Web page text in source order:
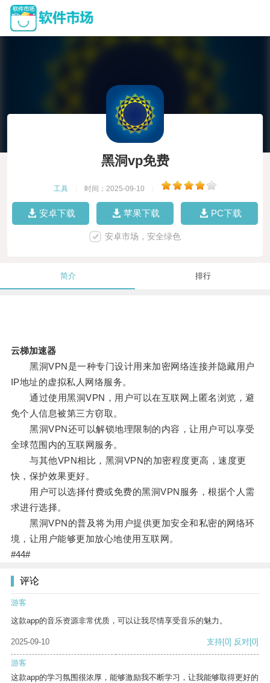
黑洞vp免费
工具 时间：2025-09-10
安卓下载 苹果下载 PC下载
安卓市场，安全绿色
简介 排行
云梯加速器
黑洞VPN是一种专门设计用来加密网络连接并隐藏用户
IP地址的虚拟私人网络服务。
通过使用黑洞VPN，用户可以在互联网上匿名浏览，避
免个人信息被第三方窃取。
黑洞VPN还可以解锁地理限制的内容，让用户可以享受
全球范围内的互联网服务。
与其他VPN相比，黑洞VPN的加密程度更高，速度更
快，保护效果更好。
用户可以选择付费或免费的黑洞VPN服务，根据个人需
求进行选择。
黑洞VPN的普及将为用户提供更加安全和私密的网络环
境，让用户能够更加放心地使用互联网。
#44#
评论
游客
这款app的音乐资源非常优质，可以让我尽情享受音乐的魅力。
2025-09-10 支持[0] 反对[0]
游客
这款app的学习氛围很浓厚，能够激励我不断学习，让我能够取得更好的